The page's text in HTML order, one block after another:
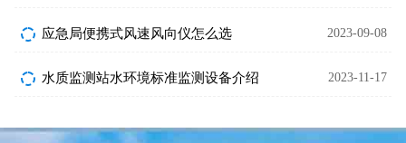
应急局便携式风速风向仪怎么选 2023-09-08
水质监测站水环境标准监测设备介绍 2023-11-17